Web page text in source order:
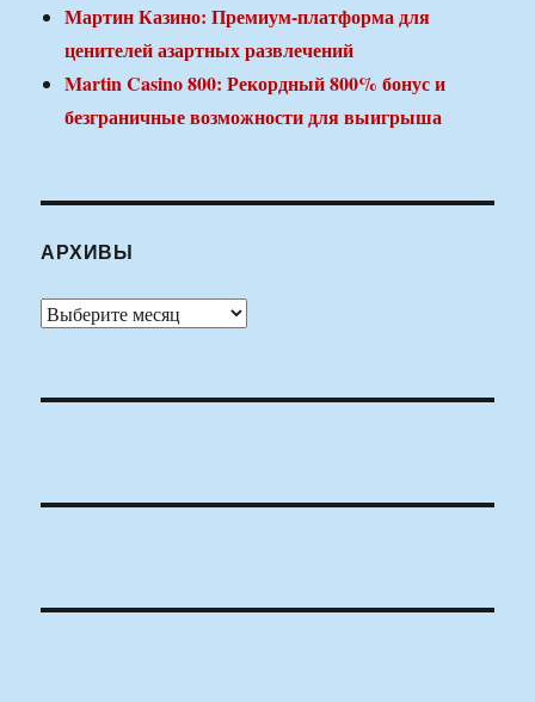
Мартин Казино: Премиум-платформа для
ценителей азартных развлечений
Martin Casino 800: Рекордный 800% бонус и
безграничные возможности для выигрыша
АРХИВЫ
Архивы